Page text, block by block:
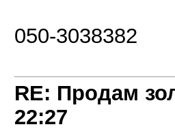
050-3038382
RE: Продам
22:27